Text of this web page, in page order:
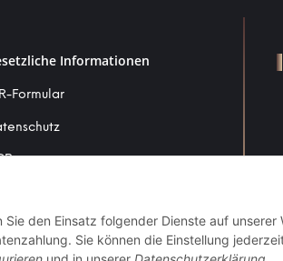
Informationen
Formular
den Einsatz folgender Dienste auf unserer
Sie können die Einstellung